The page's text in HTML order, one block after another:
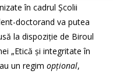
în cadrul Școlii
doctorand va putea
la dispoziție de Biroul
„Etică și integritate în
un regim opțional,